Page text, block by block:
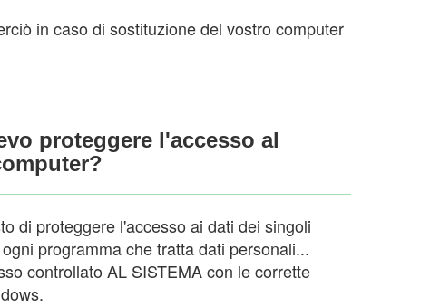
in caso di sostituzione del vostro computer
proteggere l'accesso al
di proteggere l'accesso ai dati dei singoli
programma che tratta dati personali...
controllato AL SISTEMA con le corrette